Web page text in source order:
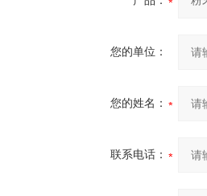
您的单位：
您的姓名：
联系电话：